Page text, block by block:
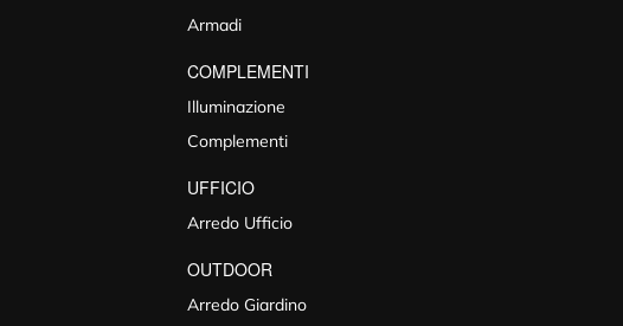
Armadi
COMPLEMENTI
Illuminazione
Complementi
UFFICIO
Arredo Ufficio
OUTDOOR
Arredo Giardino